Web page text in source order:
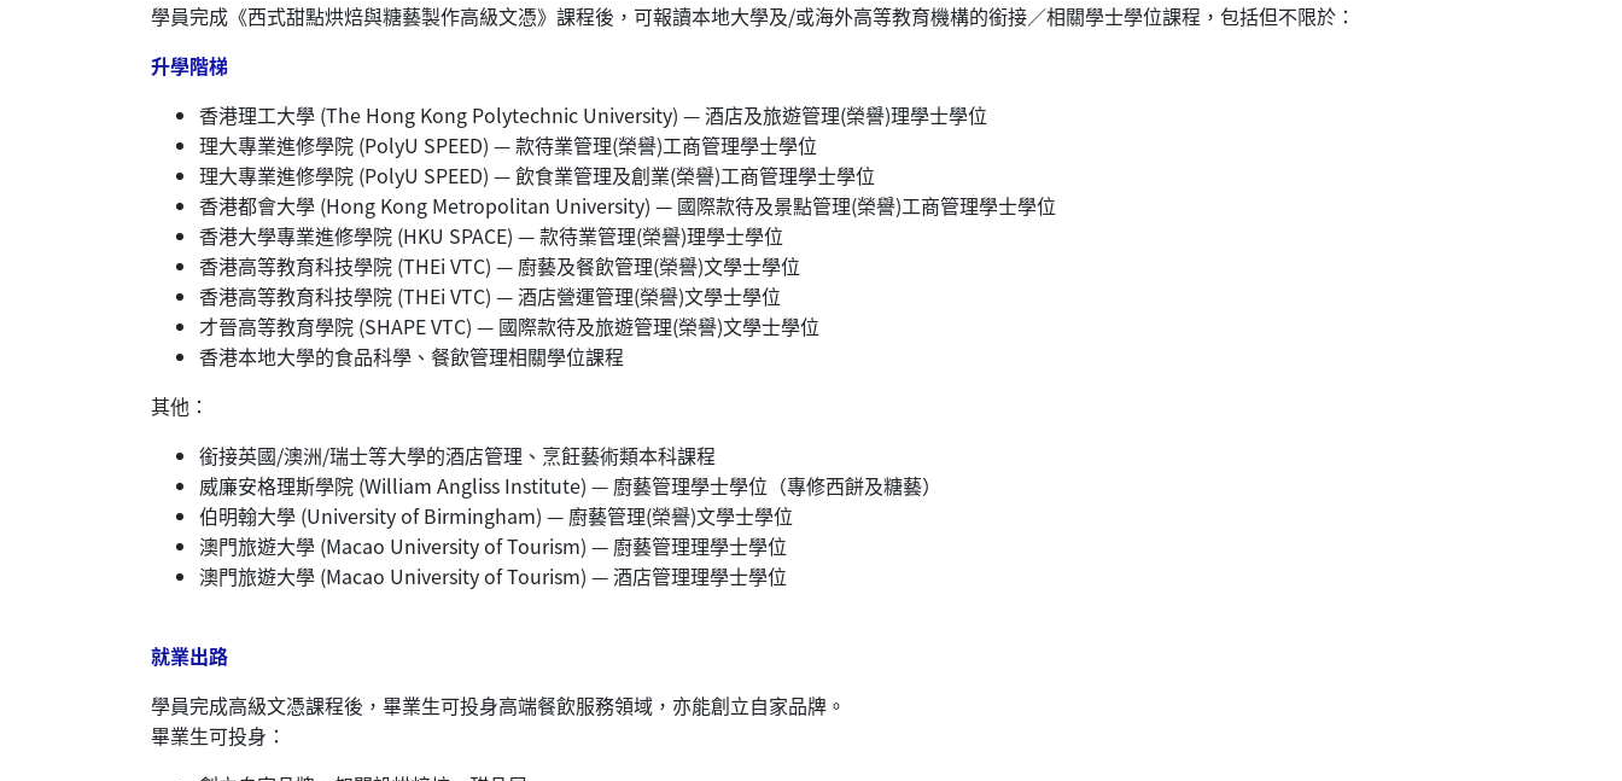
學員完成《西式甜點烘焙與糖藝製作高級文憑》課程後，可報讀本地大學及/或海外高等教育機構的銜接／相關學士學位課程，包括但不限於：
升學階梯
香港理工大學 (The Hong Kong Polytechnic University) — 酒店及旅遊管理(榮譽)理學士學位
理大專業進修學院 (PolyU SPEED) — 款待業管理(榮譽)工商管理學士學位
理大專業進修學院 (PolyU SPEED) — 飲食業管理及創業(榮譽)工商管理學士學位
香港都會大學 (Hong Kong Metropolitan University) — 國際款待及景點管理(榮譽)工商管理學士學位
香港大學專業進修學院 (HKU SPACE) — 款待業管理(榮譽)理學士學位
香港高等教育科技學院 (THEi VTC) — 廚藝及餐飲管理(榮譽)文學士學位
香港高等教育科技學院 (THEi VTC) — 酒店營運管理(榮譽)文學士學位
才晉高等教育學院 (SHAPE VTC) — 國際款待及旅遊管理(榮譽)文學士學位
香港本地大學的食品科學、餐飲管理相關學位課程
其他：
銜接英國/澳洲/瑞士等大學的酒店管理、烹飪藝術類本科課程
威廉安格理斯學院 (William Angliss Institute) — 廚藝管理學士學位（專修西餅及糖藝）
伯明翰大學 (University of Birmingham) — 廚藝管理(榮譽)文學士學位
澳門旅遊大學 (Macao University of Tourism) — 廚藝管理理學士學位
澳門旅遊大學 (Macao University of Tourism) — 酒店管理理學士學位
就業出路
學員完成高級文憑課程後，畢業生可投身高端餐飲服務領域，亦能創立自家品牌。
畢業生可投身：